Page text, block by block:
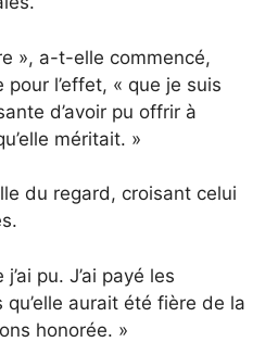
», a-t-elle commencé,
l’effet, « que je suis
d’avoir pu offrir à
méritait. »
du regard, croisant celui
pu. J’ai payé les
aurait été fière de la
honorée. »